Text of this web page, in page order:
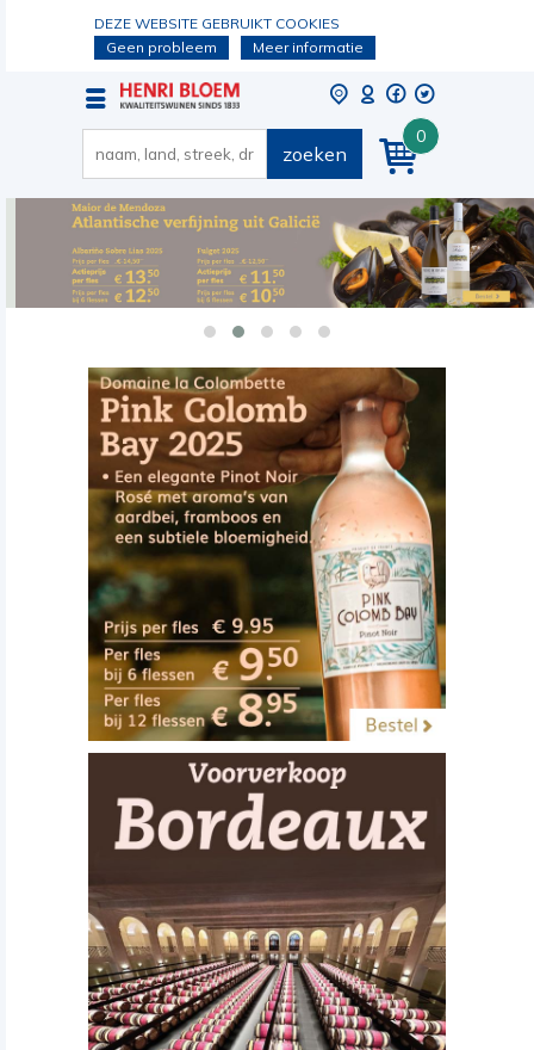
DEZE WEBSITE GEBRUIKT COOKIES
Geen probleem
Meer informatie
0
zoeken